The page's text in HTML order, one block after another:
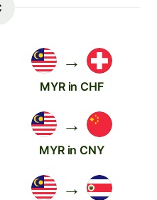
→
MYR in CHF
→
MYR in CNY
→